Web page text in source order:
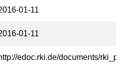
01-11
01-11
edoc.rki.de/documents/